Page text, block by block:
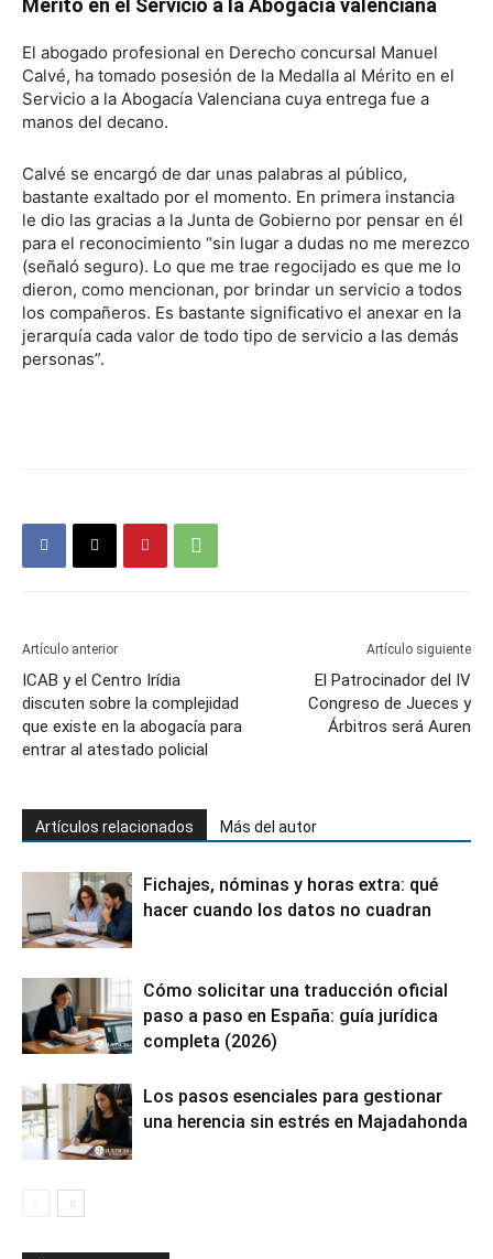
Mérito en el Servicio a la Abogacía valenciana
El abogado profesional en Derecho concursal Manuel
Calvé, ha tomado posesión de la Medalla al Mérito en el
Servicio a la Abogacía Valenciana cuya entrega fue a
manos del decano.
Calvé se encargó de dar unas palabras al público,
bastante exaltado por el momento. En primera instancia
le dio las gracias a la Junta de Gobierno por pensar en él
para el reconocimiento “sin lugar a dudas no me merezco
(señaló seguro). Lo que me trae regocijado es que me lo
dieron, como mencionan, por brindar un servicio a todos
los compañeros. Es bastante significativo el anexar en la
jerarquía cada valor de todo tipo de servicio a las demás
personas”.
Artículo anterior
ICAB y el Centro Irídia
discuten sobre la complejidad
que existe en la abogacía para
entrar al atestado policial
Artículo siguiente
El Patrocinador del IV
Congreso de Jueces y
Árbitros será Auren
Artículos relacionados Más del autor
Fichajes, nóminas y horas extra: qué
hacer cuando los datos no cuadran
Cómo solicitar una traducción oficial
paso a paso en España: guía jurídica
completa (2026)
Los pasos esenciales para gestionar
una herencia sin estrés en Majadahonda